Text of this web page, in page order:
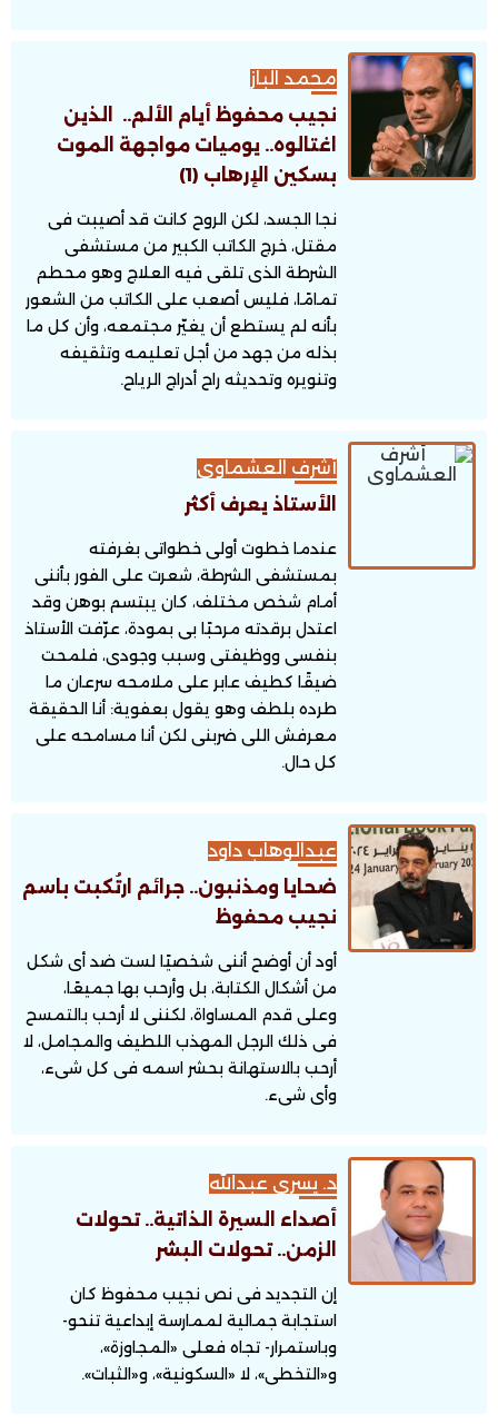
محمد الباز
نجيب محفوظ أيام الألم.. الذين
اغتالوه.. يوميات مواجهة الموت
بسكين الإرهاب (1)
نجا الجسد، لكن الروح كانت قد أصيبت فى
مقتل، خرج الكاتب الكبير من مستشفى
الشرطة الذى تلقى فيه العلاج وهو محطم
تمامًا، فليس أصعب على الكاتب من الشعور
بأنه لم يستطع أن يغيّر مجتمعه، وأن كل ما
بذله من جهد من أجل تعليمه وتثقيفه
وتنويره وتحديثه راح أدراج الرياح.
أشرف العشماوى
الأستاذ يعرف أكثر
عندما خطوت أولى خطواتى بغرفته
بمستشفى الشرطة، شعرت على الفور بأننى
أمام شخص مختلف، كان يبتسم بوهن وقد
اعتدل برقدته مرحبًا بى بمودة، عرّفت الأستاذ
بنفسى ووظيفتى وسبب وجودى، فلمحت
ضيقًا كطيف عابر على ملامحه سرعان ما
طرده بلطف وهو يقول بعفوية: أنا الحقيقة
معرفش اللى ضربنى لكن أنا مسامحه على
كل حال.
عبدالوهاب داود
ضحايا ومذنبون.. جرائم ارتُكبت باسم
نجيب محفوظ
أود أن أوضح أننى شخصيًا لست ضد أى شكل
من أشكال الكتابة، بل وأرحب بها جميعًا،
وعلى قدم المساواة، لكننى لا أرحب بالتمسح
فى ذلك الرجل المهذب اللطيف والمجامل، لا
أرحب بالاستهانة بحشر اسمه فى كل شىء،
وأى شىء.
د. يسري عبدالله
أصداء السيرة الذاتية.. تحولات
الزمن.. تحولات البشر
إن التجديد فى نص نجيب محفوظ كان
استجابة جمالية لممارسة إبداعية تنحو-
وباستمرار- تجاه فعلى «المجاوزة»،
و«التخطى»، لا «السكونية»، و«الثبات».